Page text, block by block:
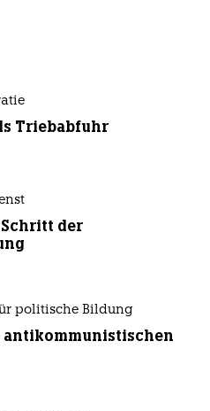
Triebabfuhr
der
politische Bildung
antikommunistischen